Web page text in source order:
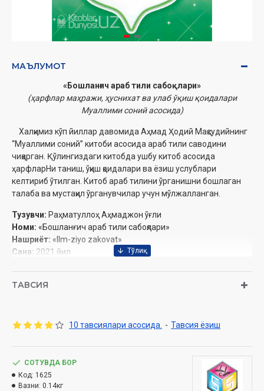
МАЪЛУМОТ
«Бошланғич араб тили сабоқлари»
(ҳарфлар маҳражи, ҳуснихат ва улаб ўқиш қоидалари
Муаллими соний асосида)
Халқимиз кўп йиллар давомида Аҳмад Ҳодий Мақсудийнинг
“Муаллими соний” китоби асосида араб тили саводини
чиқарган. Қўлингиздаги китобда ушбу китоб асосида
ҳарфларНи таниш, ўқиш қоидалари ва ёзиш услублари
келтириб ўтилган. Китоб араб тилини ўрганишни бошлаган
талаба ва мустақил ўрганувчилар учун мўлжалланган.
Тузувчи: Раҳматуллоҳ Аҳмаджон ўғли
Номи: «Бошланғич араб тили сабоқлари»
Нашриёт: «Ilm-ziyo zakovat»
Сана: 2021‎ йил
ISBN:978-9943-6657-8-1
ТАВСИЯ
10 тавсиялари асосида. - Тавсия ёзиш
СОТУВДА БОР
Код: 1625
Вазни: 0.14кг